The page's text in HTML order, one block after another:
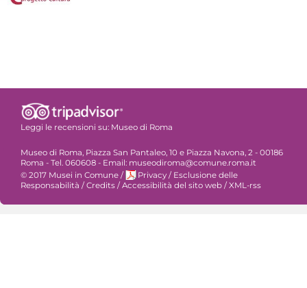
Leggi le recensioni su: Museo di Roma
Museo di Roma, Piazza San Pantaleo, 10 e Piazza Navona, 2 - 00186
Roma - Tel. 060608 - Email: museodiroma@comune.roma.it
© 2017 Musei in Comune / Privacy / Esclusione delle
Responsabilità /Credits /Accessibilità del sito web /XML-rss